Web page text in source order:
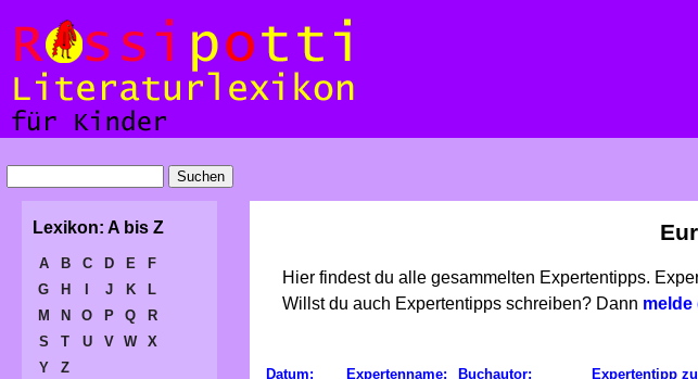
Hier findest du alle gesammelten Expertentipps.
Willst du auch Expertentipps schreiben? Dann melde
Datum: Expertenname: Buchautor: Expertentipp
Lexikon: A bis Z
A B C D E
F
G
H J K
L
M
N O P Q
R
S
T U V W
X
Y
Z